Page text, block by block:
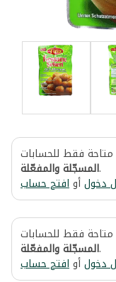
متاحة فقط للحسابات
المسجّلة والمفعّلة.
دخولأوافتح حساب
متاحة فقط للحسابات
المسجّلة والمفعّلة.
دخولأوافتح حساب